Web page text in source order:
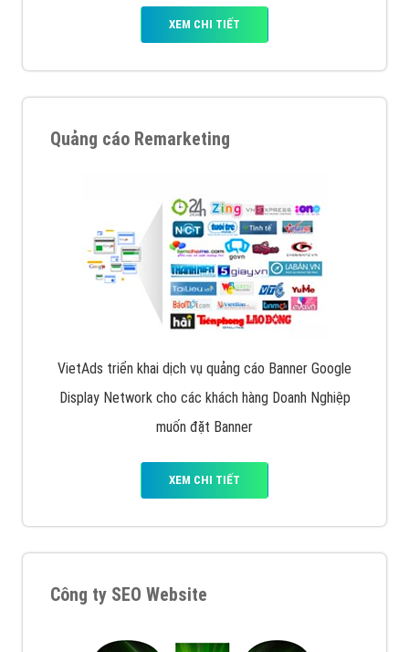
XEM CHI TIẾT
Quảng cáo Remarketing
VietAds triển khai dịch vụ quảng cáo Banner Google
Display Network cho các khách hàng Doanh Nghiệp
muốn đặt Banner
XEM CHI TIẾT
Công ty SEO Website